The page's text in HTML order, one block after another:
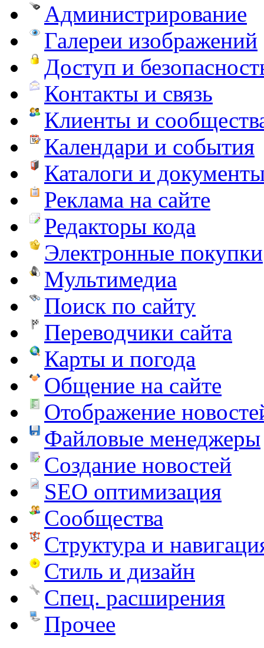
Администрирование
Галереи изображений
Доступ и
Контакты и связь
Клиенты и
Календари и события
Каталоги и
Реклама на сайте
Редакторы кода
Электронные покупки
Мультимедиа
Поиск по сайту
Переводчики сайта
Карты и погода
Общение на сайте
Отображение
Файловые менеджеры
Создание новостей
SEO оптимизация
Сообщества
Структура и
Стиль и дизайн
Спец. расширения
Прочее